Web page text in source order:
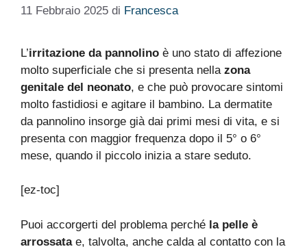
11 Febbraio 2025 di Francesca
L’irritazione da pannolino è uno stato di affezione
molto superficiale che si presenta nella zona
genitale del neonato, e che può provocare sintomi
molto fastidiosi e agitare il bambino. La dermatite
da pannolino insorge già dai primi mesi di vita, e si
presenta con maggior frequenza dopo il 5° o 6°
mese, quando il piccolo inizia a stare seduto.
[ez-toc]
Puoi accorgerti del problema perché la pelle è
arrossatae, talvolta, anche calda al contatto con la